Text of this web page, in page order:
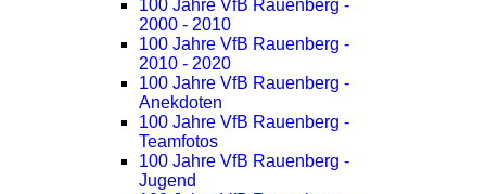
100 Jahre VfB Rauenberg -
2000 - 2010
100 Jahre VfB Rauenberg -
2010 - 2020
100 Jahre VfB Rauenberg -
Anekdoten
100 Jahre VfB Rauenberg -
Teamfotos
100 Jahre VfB Rauenberg -
Jugend